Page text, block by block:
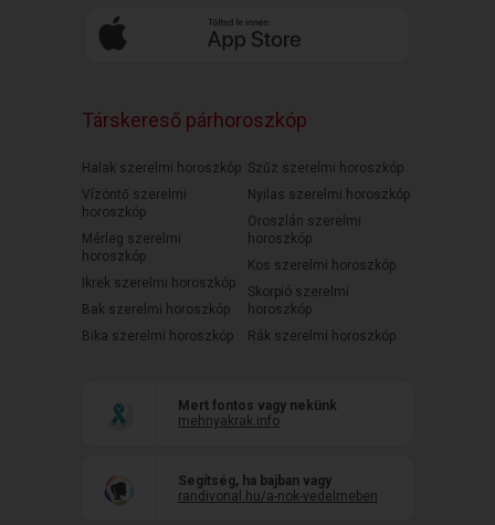
Társkereső párhoroszkóp
Halak szerelmi horoszkóp
Vízöntő szerelmi
horoszkóp
Mérleg szerelmi
horoszkóp
Ikrek szerelmi horoszkóp
Bak szerelmi horoszkóp
Bika szerelmi horoszkóp
Szűz szerelmi horoszkóp
Nyilas szerelmi horoszkóp
Oroszlán szerelmi
horoszkóp
Kos szerelmi horoszkóp
Skorpió szerelmi
horoszkóp
Rák szerelmi horoszkóp
Mert fontos vagy nekünk
mehnyakrak.info
Segítség, ha bajban vagy
randivonal.hu/a-nok-vedelmeben